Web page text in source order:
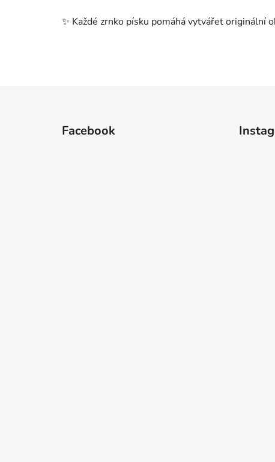
✨ Každé zrnko písku pomáhá vytvářet originální
Facebook